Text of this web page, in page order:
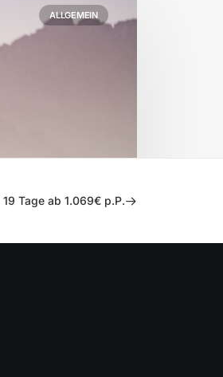
ALLGEMEIN
Tage ab 1.069€ p.P.